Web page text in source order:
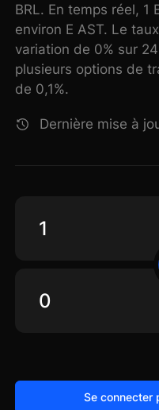
BRL. En temps réel, 1
environ E AST. Le
variation de 0% sur
plusieurs options de
de 0,1%.
Dernière mise à
Se connecter